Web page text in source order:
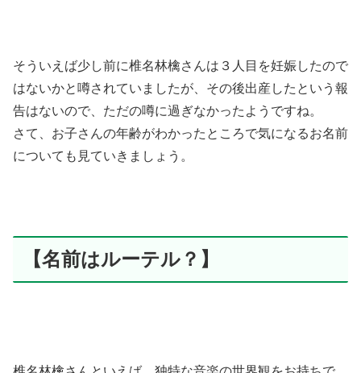
そういえば少し前に椎名林檎さんは３人目を妊娠したので
はないかと噂されていましたが、その後出産したという報
告はないので、ただの噂に過ぎなかったようですね。
さて、お子さんの年齢がわかったところで気になるお名前
についても見ていきましょう。
【名前はルーテル？】